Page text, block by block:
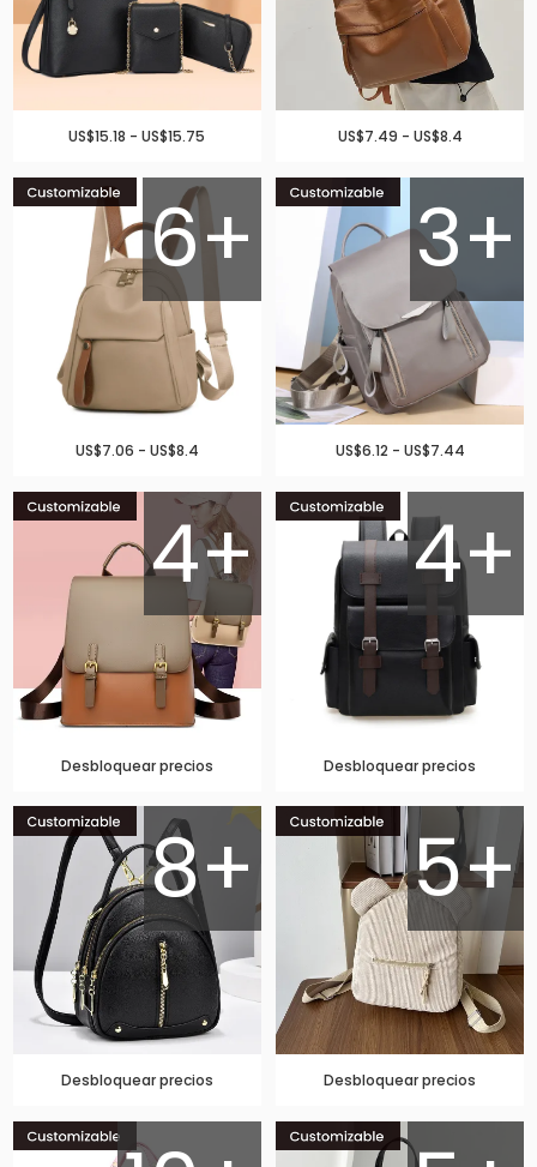
US$15.18 - US$15.75 US$7.49 - US$8.4
6+
US$7.06 - US$8.4
3+
US$6.12 - US$7.44
4+
Desbloquear precios
4+
Desbloquear precios
8+
Desbloquear precios
5+
Desbloquear precios